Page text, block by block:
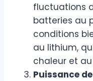
fluctuations
batteries au
conditions
au lithium,
chaleur et
Puissance